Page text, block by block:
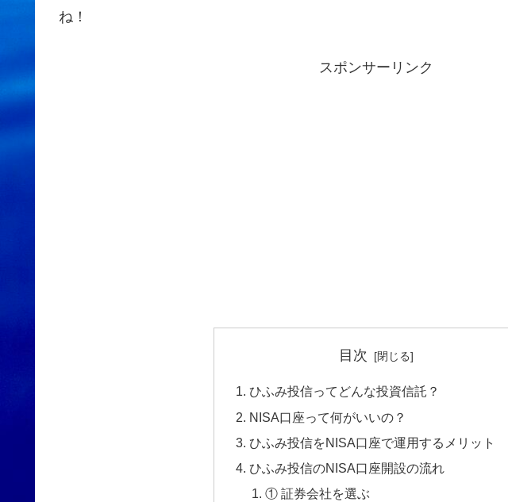
ね！
スポンサーリンク
目次
ひふみ投信ってどんな投資信託？
NISA口座って何がいいの？
ひふみ投信をNISA口座で運用するメリット
ひふみ投信のNISA口座開設の流れ
① 証券会社を選ぶ